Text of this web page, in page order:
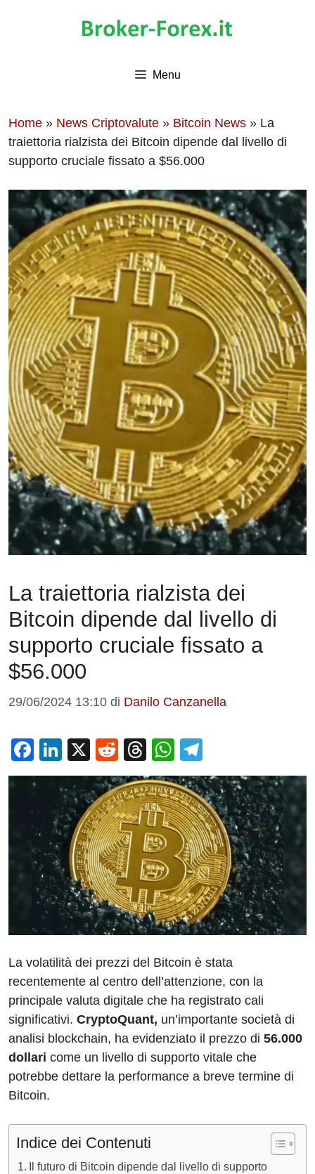
Menu
Home » News Criptovalute » Bitcoin News » La
traiettoria rialzista dei Bitcoin dipende dal livello di
supporto cruciale fissato a $56.000
La traiettoria rialzista dei
Bitcoin dipende dal livello di
supporto cruciale fissato a
$56.000
29/06/2024 13:10 di Danilo Canzanella
F
a
c
b
o
o
k
Li
n
k
e
dI
n
X
R
e
d
di
t
T
hr
e
a
d
s
W
h
at
s
A
p
p
el
e
gr
a
m
La volatilità dei prezzi del Bitcoin è stata
recentemente al centro dell’attenzione, con la
principale valuta digitale che ha registrato cali
significativi. CryptoQuant, un’importante società di
analisi blockchain, ha evidenziato il prezzo di 56.000
dollari come un livello di supporto vitale che
potrebbe dettare la performance a breve termine di
Bitcoin.
Indice dei Contenuti
Il futuro di Bitcoin dipende dal livello di supporto